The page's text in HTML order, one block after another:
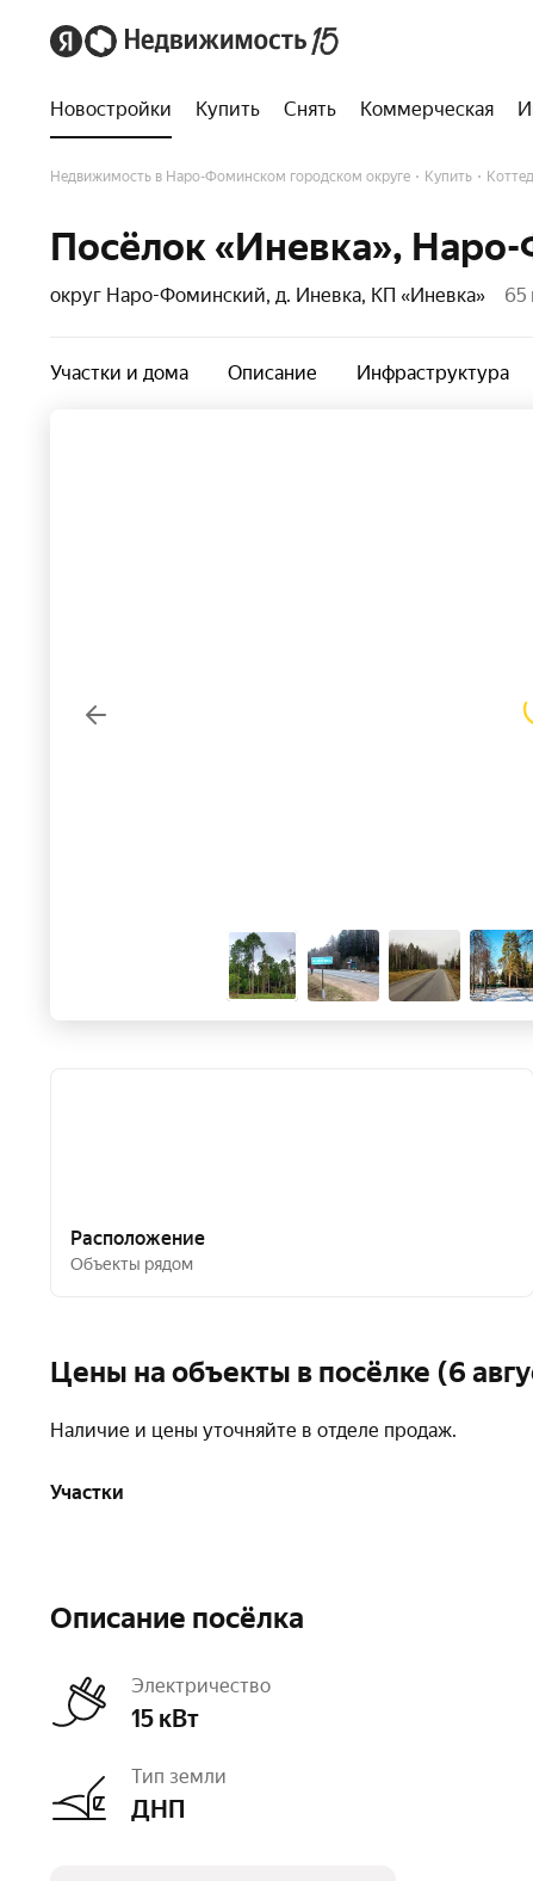
Новостройки Купить Снять Коммерческая
Недвижимость в Наро-Фоминском городском округе Купить
Посёлок «Иневка»,
округ Наро-Фоминский, д. Иневка, КП «Иневка» 65
Участки и дома Описание Инфраструктура
Расположение
Объекты рядом
Цены на объекты в посёлке (6
Наличие и цены уточняйте в отделе продаж.
Участки
Описание посёлка
Электричество
15 кВт
Тип земли
ДНП